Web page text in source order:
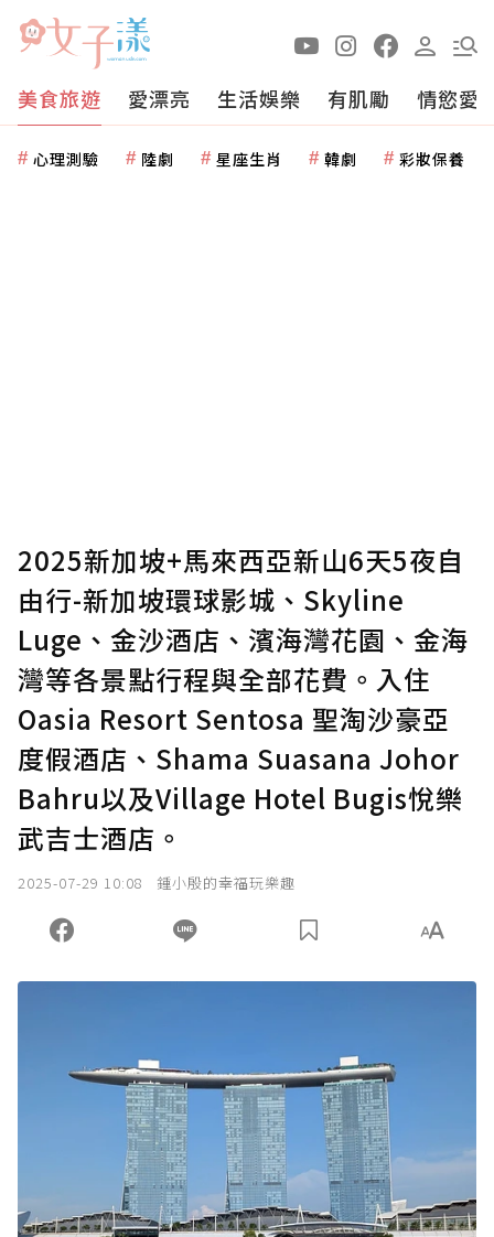
美食旅遊 愛漂亮 生活娛樂 有肌勵 情慾愛
心理測驗 陸劇 星座生肖 韓劇 彩妝保養
2025新加坡+馬來西亞新山6天5夜自
由行-新加坡環球影城、Skyline
Luge、金沙酒店、濱海灣花園、金海
灣等各景點行程與全部花費。入住
Oasia Resort Sentosa 聖淘沙豪亞
度假酒店、Shama Suasana Johor
Bahru以及Village Hotel Bugis悅樂
武吉士酒店。
2025-07-29 10:08 鍾小殷的幸福玩樂趣